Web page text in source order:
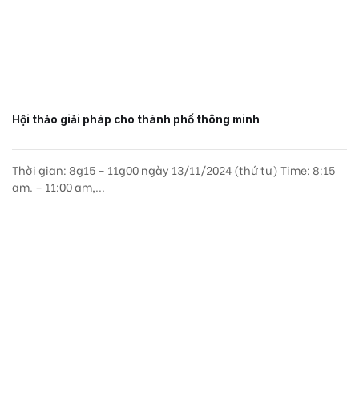
Hội thảo giải pháp cho thành phố thông minh
Thời gian: 8g15 – 11g00 ngày 13/11/2024 (thứ tư) Time: 8:15
am. – 11:00 am,...